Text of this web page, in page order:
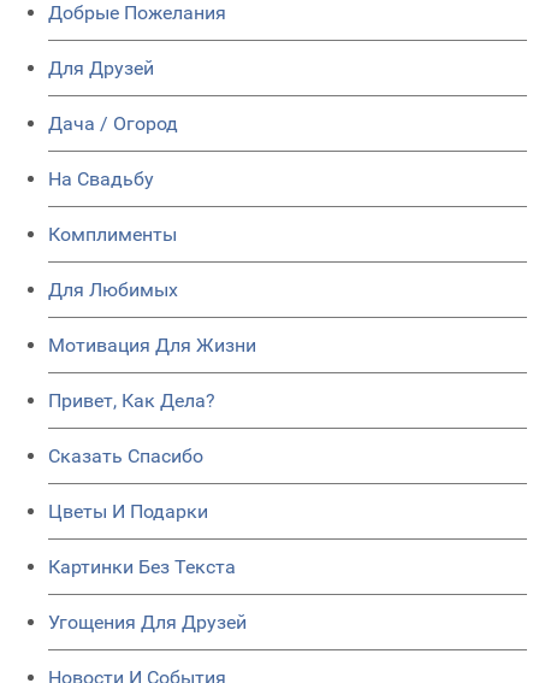
Добрые Пожелания
Для Друзей
Дача / Огород
На Свадьбу
Комплименты
Для Любимых
Мотивация Для Жизни
Привет, Как Дела?
Сказать Спасибо
Цветы И Подарки
Картинки Без Текста
Угощения Для Друзей
Новости И События